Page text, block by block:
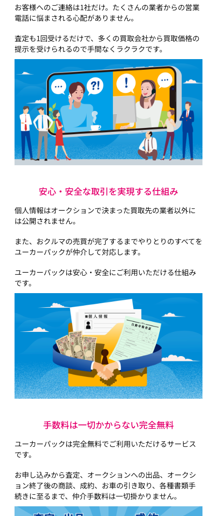
お客様へのご連絡は1社だけ。たくさんの業者からの営業
電話に悩まされる心配がありません。
査定も1回受けるだけで、多くの買取会社から買取価格の
提示を受けられるので手間なくラクラクです。
安心・安全な取引を実現する仕組み
個人情報はオークションで決まった買取先の業者以外に
は公開されません。
また、おクルマの売買が完了するまでやりとりのすべてを
ユーカーパックが仲介して対応します。
ユーカーパックは安心・安全にご利用いただける仕組み
です。
手数料は一切かからない完全無料
ユーカーパックは完全無料でご利用いただけるサービス
です。
お申し込みから査定、オークションへの出品、オークシ
ョン終了後の商談、成約、お車の引き取り、各種書類手
続きに至るまで、仲介手数料は一切掛かりません。